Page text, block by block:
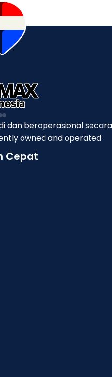
dan beroperasional
owned and operated
Cepat